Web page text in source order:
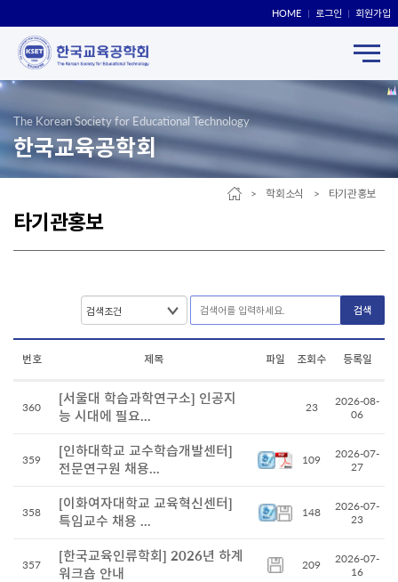
HOME 로그인 회원가입
The Korean Society for Educational Technology
한국교육공학회
타기관홍보
> 학회소식 > 타기관홍보
검색
번호 제목 파일 조회수 등록일
360
[서울대 학습과학연구소] 인공지
능 시대에 필요...
23
2026-08-
06
359
[인하대학교 교수학습개발센터]
전문연구원 채용...
109
2026-07-
27
358
[이화여자대학교 교육혁신센터]
특임교수 채용 ...
148
2026-07-
23
357
[한국교육인류학회] 2026년 하계
워크숍 안내
209
2026-07-
16